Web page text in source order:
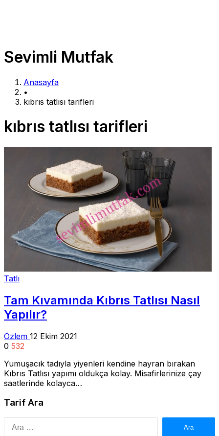
Sevimli Mutfak
Anasayfa
•
kıbrıs tatlısı tarifleri
kıbrıs tatlısı tarifleri
Tatlı
Tam Kıvamında Kıbrıs Tatlısı Nasıl
Yapılır?
Özlem 12 Ekim 2021
0 532
Yumuşacık tadıyla yiyenleri kendine hayran bırakan
Kıbrıs Tatlısı yapımı oldukça kolay. Misafirlerinize çay
saatlerinde kolayca…
Tarif Ara